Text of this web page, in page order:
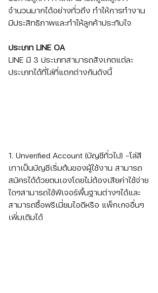
จำนวนมากได้อย่างทั่วถึง ทำให้การทำงาน
มีประสิทธิภาพและทำให้ลูกค้าประทับใจ
ประเภท LINE OA
LINE มี 3 ประเภทสามารถสังเกตแต่ละ
ประเภทได้ที่โล่ที่แตกต่างกันดังนี้
1. Unverified Account (บัญชีทั่วไป) -โล่สี
เทาเป็นบัญชีเริ่มต้นของผู้ใช้งาน สามารถ
สมัครได้ด้วยตนเองโดยไม่ต้องเสียค่าใช้จ่าย
ใดๆสามารถใช้ฟีเจอร์พื้นฐานต่างๆได้และ
สามารถซื้อพรีเมี่ยมไอดีหรือ แพ็กเกจอื่นๆ
เพิ่มเติมได้